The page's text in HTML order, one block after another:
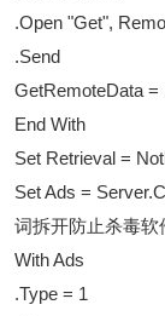
.Open "Get",
.Send
GetRemoteData
End With
Set Retrieval =
Set Ads =
词拆开防止杀毒软
With Ads
.Type = 1